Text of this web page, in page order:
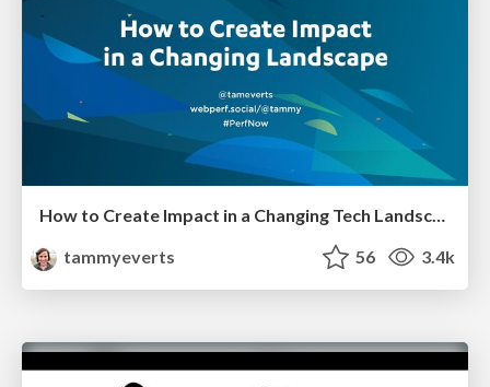
How to Create Impact in a Changing Tech Landscape [PerfNow 2023]
tammyeverts
56 3.4k